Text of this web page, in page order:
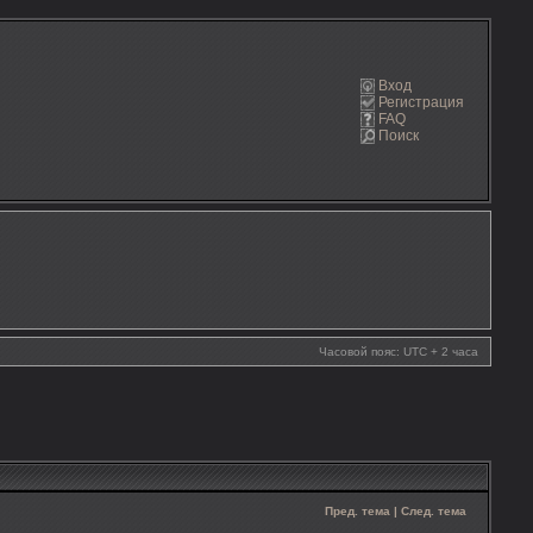
Вход
Регистрация
FAQ
Поиск
Часовой пояс: UTC + 2 часа
Пред. тема | След. тема